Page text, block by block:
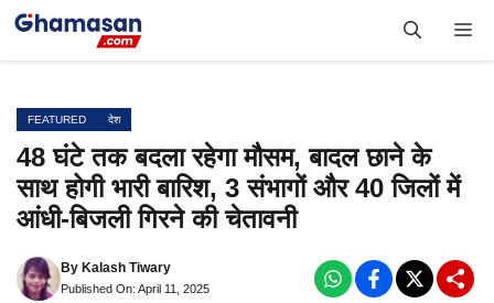
Skip
FEATURED देश
48 घंटे तक बदला रहेगा मौसम, बादल छाने के
साथ होगी भारी बारिश, 3 संभागों और 40 जिलों में
आंधी-बिजली गिरने की चेतावनी
By Kalash Tiwary
Published On: April 11, 2025